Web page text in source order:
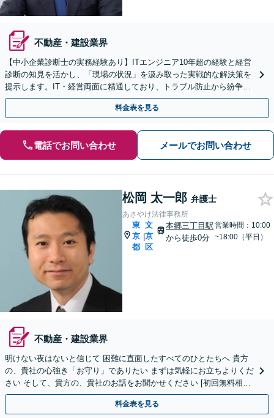
不動産・建設業界
【中小企業診断士の実務経験あり】ITエンジニア10年超の経験と経営
診断の知見を活かし、「現場の状況」を汲み取った実戦的な解決策を
提示します。IT・経営両面に精通しており、トラブル防止から紛争解
決までサポート！【初回面談無料】【半蔵門駅4分】
料金表を見る
電話でお問い合わせ メールでお問い合わせ
松岡 太一郎 弁護士
あさやけ法律事務所
東
京
都
|
文
京
区
本郷三丁目駅
から徒歩0分
営業時間：10:00
~18:00（平日）
不動産・建設業界
明けない夜はないと信じて 困難に直面したすべてのひとたちへ 貴方
の、貴社の心強き「お守り」でありたい まずは気軽にお立ちよりくだ
さい そして、貴方の、貴社のお話をお聞かせください [初回無料相談
あり] [夜間土日対応可（要予約）]
料金表を見る